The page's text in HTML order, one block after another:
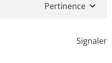
Pertinence
Signaler